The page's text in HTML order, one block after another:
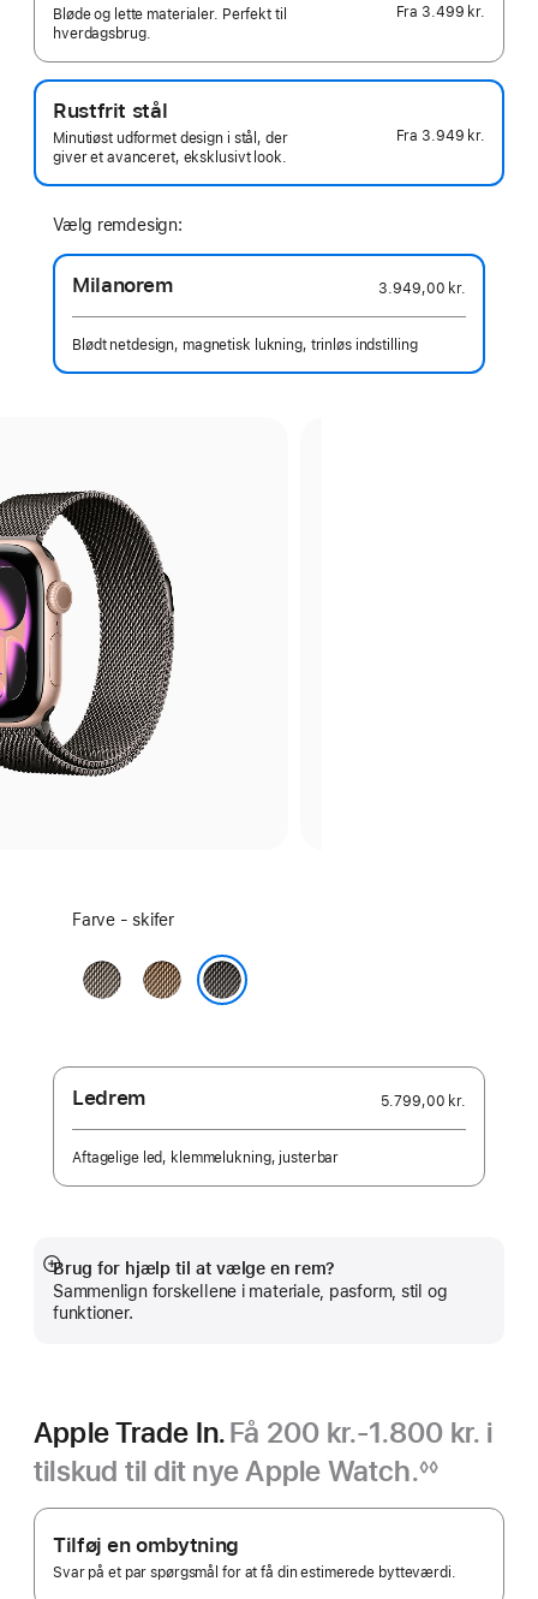
Bløde og lette materialer. Perfekt til
hverdagsbrug.
Fra 3.499 kr.
Rustfrit stål
Minutiøst udformet design i stål, der
giver et avanceret, eksklusivt look.
Fra 3.949 kr.
Vælg remdesign:
Milanorem 3.949,00 kr.
Blødt netdesign, magnetisk lukning, trinløs indstilling
Vælg
farve:
Farve - skifer
naturlig guld
Ledrem 5.799,00 kr.
Aftagelige led, klemmelukning, justerbar
Brug for hjælp til at vælge en rem?
Sammenlign forskellene i materiale, pasform, stil og
funktioner.
Vis
mere
Apple Trade In.Få 200 kr.-1.800 kr. i
tilskud til dit nye Apple Watch.◊◊
Apple Trade In.
Tilføj en ombytning
Svar på et par spørgsmål for at få din estimerede bytteværdi.